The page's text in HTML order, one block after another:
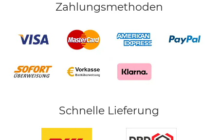
Zahlungsmethoden
Schnelle Lieferung